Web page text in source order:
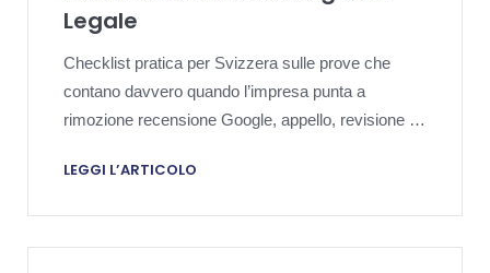
Legale
Checklist pratica per Svizzera sulle prove che
contano davvero quando l’impresa punta a
rimozione recensione Google, appello, revisione di
LEGGI L’ARTICOLO